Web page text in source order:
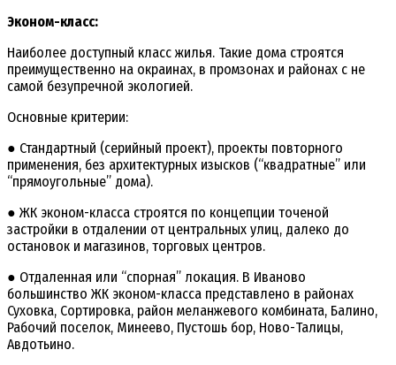
Эконом-класс:
Наиболее доступный класс жилья. Такие дома строятся
преимущественно на окраинах, в промзонах и районах с не
самой безупречной экологией.
Основные критерии:
● Стандартный (серийный проект), проекты повторного
применения, без архитектурных изысков (“квадратные” или
“прямоугольные” дома).
● ЖК эконом-класса строятся по концепции точеной
застройки в отдалении от центральных улиц, далеко до
остановок и магазинов, торговых центров.
● Отдаленная или “спорная” локация. В Иваново
большинство ЖК эконом-класса представлено в районах
Суховка, Сортировка, район меланжевого комбината, Балино,
Рабочий поселок, Минеево, Пустошь бор, Ново-Талицы,
Авдотьино.